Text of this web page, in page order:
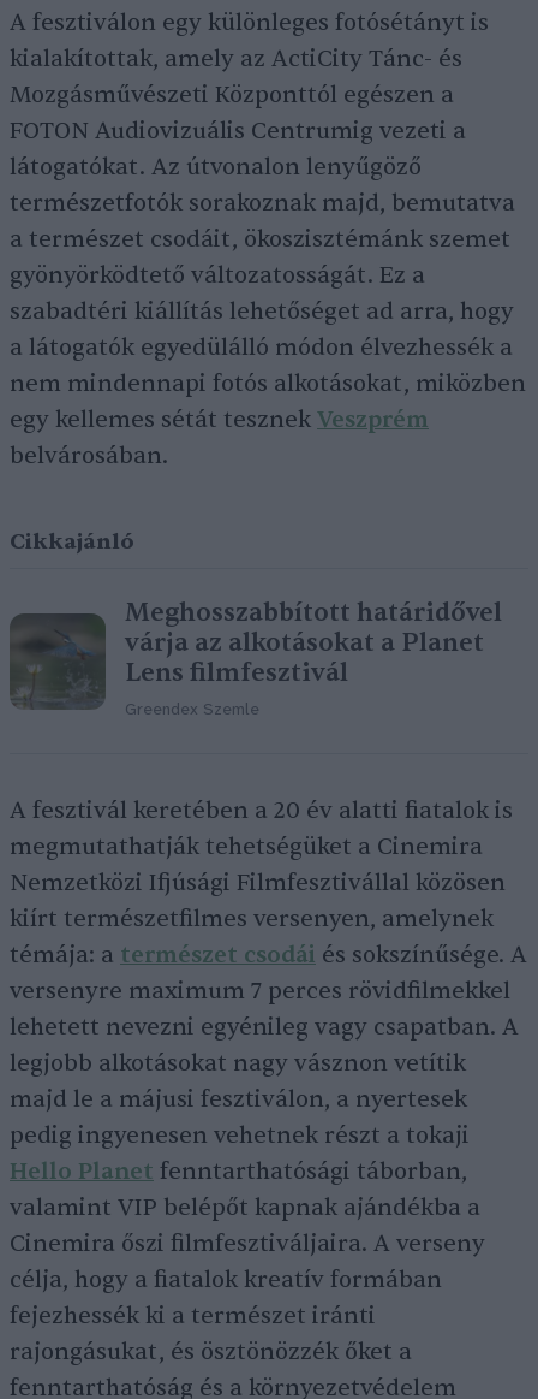
A fesztiválon egy különleges fotósétányt is
kialakítottak, amely az ActiCity Tánc- és
Mozgásművészeti Központtól egészen a
FOTON Audiovizuális Centrumig vezeti a
látogatókat. Az útvonalon lenyűgöző
természetfotók sorakoznak majd, bemutatva
a természet csodáit, ökoszisztémánk szemet
gyönyörködtető változatosságát. Ez a
szabadtéri kiállítás lehetőséget ad arra, hogy
a látogatók egyedülálló módon élvezhessék a
nem mindennapi fotós alkotásokat, miközben
egy kellemes sétát tesznek Veszprém
belvárosában.
Cikkajánló
Meghosszabbított határidővel
várja az alkotásokat a Planet
Lens filmfesztivál
Greendex Szemle
A fesztivál keretében a 20 év alatti fiatalok is
megmutathatják tehetségüket a Cinemira
Nemzetközi Ifjúsági Filmfesztivállal közösen
kiírt természetfilmes versenyen, amelynek
témája: a természet csodái és sokszínűsége. A
versenyre maximum 7 perces rövidfilmekkel
lehetett nevezni egyénileg vagy csapatban. A
legjobb alkotásokat nagy vásznon vetítik
majd le a májusi fesztiválon, a nyertesek
pedig ingyenesen vehetnek részt a tokaji
Hello Planet fenntarthatósági táborban,
valamint VIP belépőt kapnak ajándékba a
Cinemira őszi filmfesztiváljaira. A verseny
célja, hogy a fiatalok kreatív formában
fejezhessék ki a természet iránti
rajongásukat, és ösztönözzék őket a
fenntarthatóság és a környezetvédelem